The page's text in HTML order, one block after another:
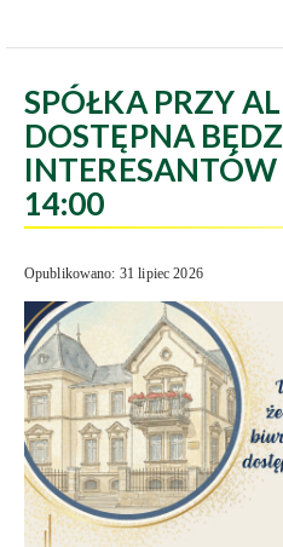
SPÓŁKA PRZY
DOSTĘPNA
14:00
Opublikowano: 31 lipiec 2026